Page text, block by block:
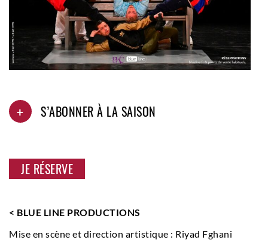
+ S’ABONNER À LA SAISON
JE RÉSERVE
< BLUE LINE PRODUCTIONS
Mise en scène et direction artistique : Riyad Fghani